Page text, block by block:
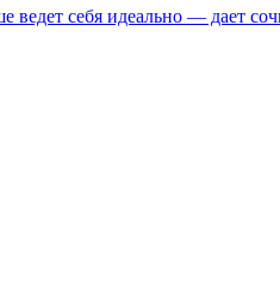
себя идеально — дает